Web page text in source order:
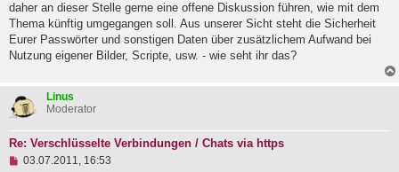
daher an dieser Stelle gerne eine offene Diskussion führen, wie mit dem
Thema künftig umgegangen soll. Aus unserer Sicht steht die Sicherheit
Eurer Passwörter und sonstigen Daten über zusätzlichem Aufwand bei
Nutzung eigener Bilder, Scripte, usw. - wie seht ihr das?
Linus
Moderator
Re: Verschlüsselte Verbindungen / Chats via https
U
03.07.2011, 16:53